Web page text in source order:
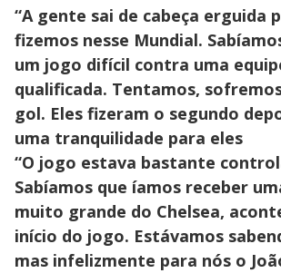
“A gente sai de cabeça erguida
fizemos nesse Mundial.
um jogo difícil contra uma
qualificada. Tentamos,
gol. Eles fizeram o segundo
uma tranquilidade para eles
“O jogo estava bastante
Sabíamos que íamos receber
muito grande do Chelsea,
início do jogo. Estávamos
mas infelizmente para nós o